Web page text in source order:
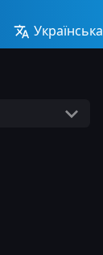
Українська